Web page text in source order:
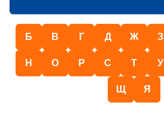
Б В Г Д Ж З
Н О Р С Т У
Щ Я